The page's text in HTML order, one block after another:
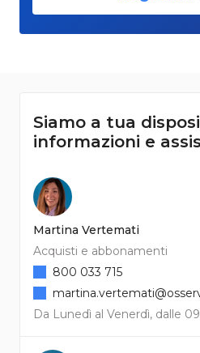
Siamo a tua
informazioni e
Martina Vertemati
Acquisti e abbonamenti
Da Lunedì al Venerdì, dalle
800 033 715